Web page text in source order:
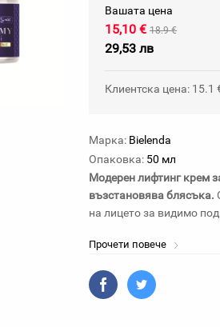
Вашата цена
15,10 € 18.9 €
29,53 лв
Клиентска цена: 15.1
Марка: Bielenda
Опаковка: 50 мл
Модерен лифтинг крем
възстановява блясъка.
на лицето за видимо
Прочети повече